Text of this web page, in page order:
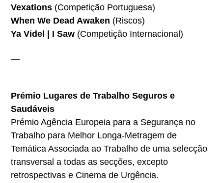
Vexations (Competição Portuguesa)
When We Dead Awaken (Riscos)
Ya Videl | I Saw (Competição Internacional)
—
Prémio Lugares de Trabalho Seguros e
Saudáveis
Prémio Agência Europeia para a Segurança no
Trabalho para Melhor Longa-Metragem de
Temática Associada ao Trabalho de uma selecção
transversal a todas as secções, excepto
retrospectivas e Cinema de Urgência.